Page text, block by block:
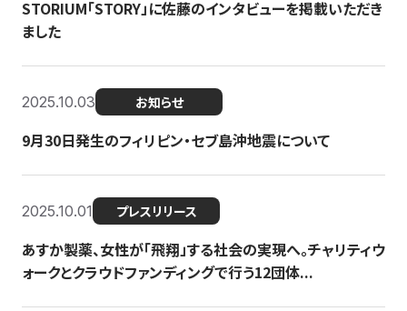
STORIUM「STORY」に佐藤のインタビューを掲載いただき
ました
2025.10.03 お知らせ
9月30日発生のフィリピン・セブ島沖地震について
2025.10.01 プレスリリース
あすか製薬、女性が「飛翔」する社会の実現へ。チャリティウ
ォークとクラウドファンディングで行う12団体...